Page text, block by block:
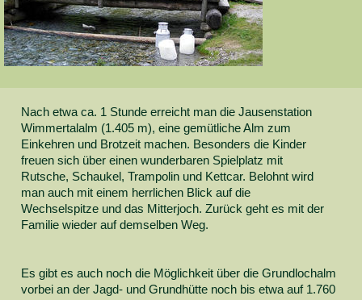
Nach etwa ca. 1 Stunde erreicht man die Jausenstation
Wimmertalalm (1.405 m), eine gemütliche Alm zum
Einkehren und Brotzeit machen. Besonders die Kinder
freuen sich über einen wunderbaren Spielplatz mit
Rutsche, Schaukel, Trampolin und Kettcar. Belohnt wird
man auch mit einem herrlichen Blick auf die
Wechselspitze und das Mitterjoch. Zurück geht es mit der
Familie wieder auf demselben Weg.
Es gibt es auch noch die Möglichkeit über die Grundlochalm
vorbei an der Jagd- und Grundhütte noch bis etwa auf 1.760